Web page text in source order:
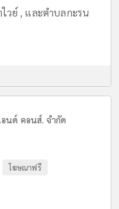
วย์ , และตำบลกะรน
นด์ คอนส์. จำกัด
โฆษณาฟรี